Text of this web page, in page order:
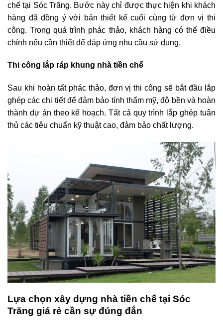
chế tại Sóc Trăng. Bước này chỉ được thực hiện khi khách
hàng đã đồng ý với bản thiết kế cuối cùng từ đơn vị thi
công. Trong quá trình phác thảo, khách hàng có thể điều
chỉnh nếu cần thiết để đáp ứng nhu cầu sử dụng.
Thi công lắp ráp khung nhà tiền chế
Sau khi hoàn tất phác thảo, đơn vị thi công sẽ bắt đầu lắp
ghép các chi tiết để đảm bảo tính thẩm mỹ, độ bền và hoàn
thành dự án theo kế hoạch. Tất cả quy trình lắp ghép tuân
thủ các tiêu chuẩn kỹ thuật cao, đảm bảo chất lượng.
Lựa chọn xây dựng nhà tiền chế tại Sóc
Trăng giá rẻ cần sự đúng đắn